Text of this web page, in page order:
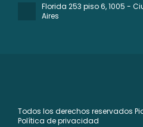
Florida 253 piso 6, 1005 -
Aires
Todos los derechos reservados
Política de privacidad